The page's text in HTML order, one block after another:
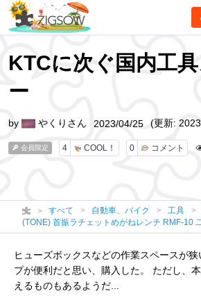
KTCに次ぐ国内工
ー
会員限定 4 COOL！ 0 コメント
by やくりさん 2023/04/25 (更新:
すべて 自動車、バイク 工具
(TONE) 首振ラチェットめがねレンチ RMF-10
ヒューズボックスなどの作業スペースが
プが便利だと思い、購入した。 ただし、
えるものもあるようだ...